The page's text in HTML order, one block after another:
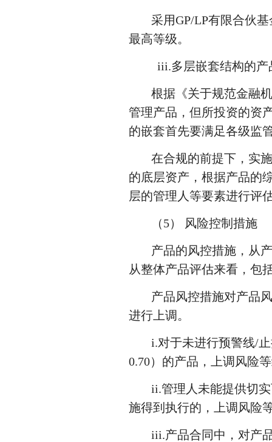
采用GP/LP有限合伙
最高等级。
iii.多层嵌套结构的产
根据《关于规范金融
管理产品，但所投资的资
的嵌套首先要满足各级监
在合规的前提下，实
的底层资产，根据产品的
层的管理人等要素进行评
（5） 风险控制措施
产品的风控措施，从
从整体产品评估来看，包
产品风控措施对产品
进行上调。
i.对于未进行预警线/
0.70）的产品，上调风险
ii.管理人未能提供切
施得到执行的，上调风险
iii.产品合同中，对产